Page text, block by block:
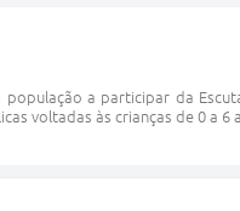
a participar da
voltadas às crianças de 0 a 6